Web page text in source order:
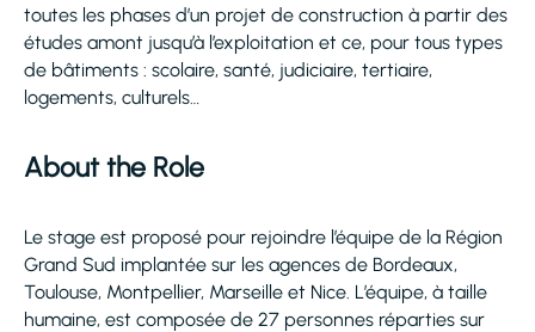
toutes les phases d’un projet de construction à partir des
études amont jusqu’à l’exploitation et ce, pour tous types
de bâtiments : scolaire, santé, judiciaire, tertiaire,
logements, culturels…
About the Role
Le stage est proposé pour rejoindre l’équipe de la Région
Grand Sud implantée sur les agences de Bordeaux,
Toulouse, Montpellier, Marseille et Nice. L’équipe, à taille
humaine, est composée de 27 personnes réparties sur